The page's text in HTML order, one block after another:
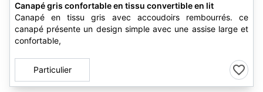
Canapé gris confortable en tissu convertible en lit
Canapé en tissu gris avec accoudoirs rembourrés. ce
canapé présente un design simple avec une assise large et
confortable,
Particulier